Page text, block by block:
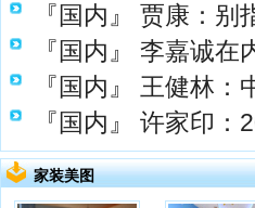
『国内』
贾康：别
『国内』
李嘉诚在
『国内』
王健林：
『国内』
许家印：
家装美图